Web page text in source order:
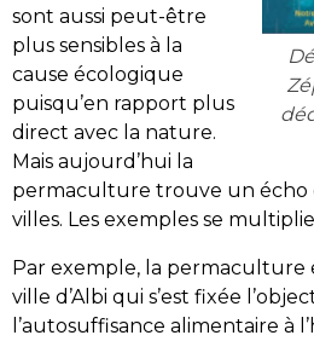
sont aussi peut-être
plus sensibles à la
cause écologique
puisqu’en rapport plus
direct avec la nature.
Mais aujourd’hui la
permaculture trouve un écho
villes. Les exemples se
Par exemple, la permaculture
ville d’Albi qui s’est fixée
l’autosuffisance alimentaire à